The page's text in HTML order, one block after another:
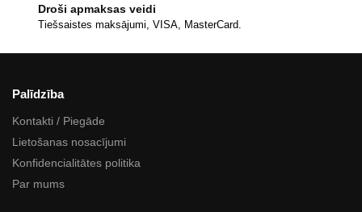
Droši apmaksas veidi
Tiešsaistes maksājumi, VISA, MasterCard.
Palīdzība
Kontakti / Piegāde
Lietošanas nosacījumi
Konfidencialitātes politika
Par mums